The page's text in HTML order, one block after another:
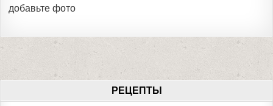
добавьте фото
РЕЦЕПТЫ